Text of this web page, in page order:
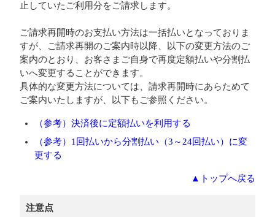
止していたご利用分をご請求します。
ご請求再開時のお支払い方法は一括払いとなっておりま
すが、ご請求再開のご案内時以降、以下の変更方法のご
案内のとおり、お客さまご自身で再度定額払いや分割払
いへ変更することができます。
具体的な変更方法については、請求再開時にあらためて
ご案内いたしますが、以下もご参照ください。
（参考）決済後に定額払いを利用する
（参考）1回払いから分割払い（3～24回払い）に変
更する
▲トップへ戻る
注意点